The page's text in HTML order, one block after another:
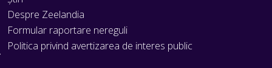
Despre Zeelandia
Formular raportare nereguli
Politica privind avertizarea de interes public